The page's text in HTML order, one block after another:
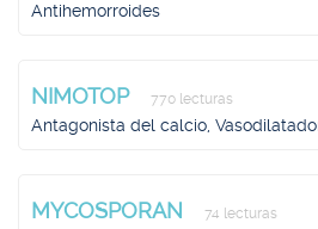
Antihemorroides
NIMOTOP 770 lecturas
Antagonista del calcio,
MYCOSPORAN 74 lecturas